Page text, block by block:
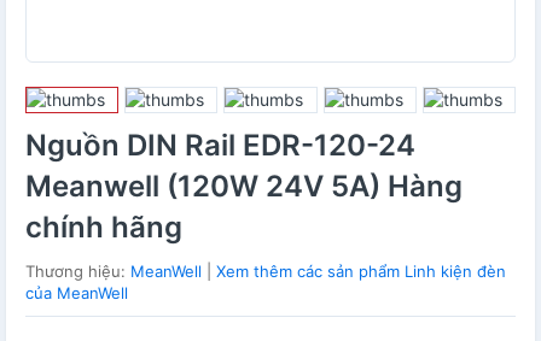
Nguồn DIN Rail EDR-120-24
Meanwell (120W 24V 5A) Hàng
chính hãng
Thương hiệu: MeanWell
Xem thêm các sản phẩm Linh kiện đèn
của MeanWell